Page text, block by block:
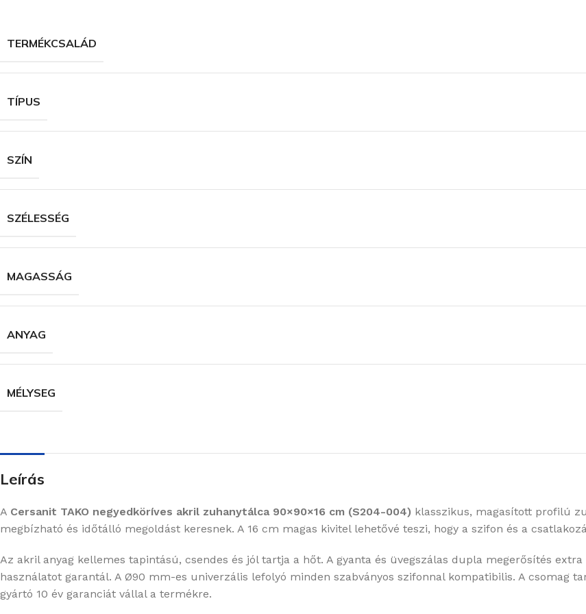
TERMÉKCSALÁD
TÍPUS
SZÍN
SZÉLESSÉG
MAGASSÁG
ANYAG
MÉLYSEG
Leírás
A Cersanit TAKO negyedköríves akril zuhanytálca 90×90×16 cm (S204-004) klasszikus, magasított profilú
megbízható és időtálló megoldást keresnek. A 16 cm magas kivitel lehetővé teszi, hogy a szifon és a
Az akril anyag kellemes tapintású, csendes és jól tartja a hőt. A gyanta és üvegszálas dupla megerősítés
használatot garantál. A Ø90 mm-es univerzális lefolyó minden szabványos szifonnal kompatibilis. A csomag
gyártó 10 év garanciát vállal a termékre.